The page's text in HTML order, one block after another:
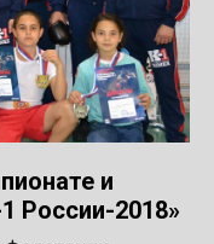
и
России-2018»